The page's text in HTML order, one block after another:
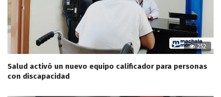
252
Salud activó un nuevo equipo calificador para personas
con discapacidad